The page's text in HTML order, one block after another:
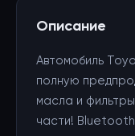
Описание
Автомобиль
полную
масла и
части!